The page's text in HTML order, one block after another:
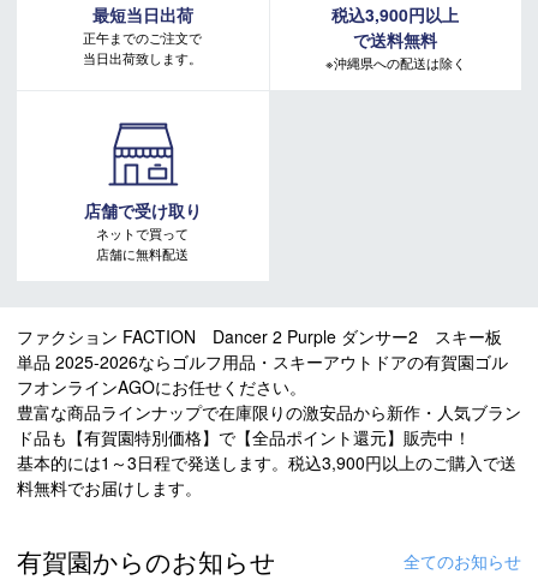
最短当日出荷
正午までのご注文で
当日出荷致します。
税込3,900円以上
で送料無料
※沖縄県への配送は除く
店舗で受け取り
ネットで買って
店舗に無料配送
ファクション FACTION Dancer 2 Purple ダンサー2 スキー板
単品 2025-2026ならゴルフ用品・スキーアウトドアの有賀園ゴル
フオンラインAGOにお任せください。
豊富な商品ラインナップで在庫限りの激安品から新作・人気ブラン
ド品も【有賀園特別価格】で【全品ポイント還元】販売中！
基本的には1～3日程で発送します。税込3,900円以上のご購入で送
料無料でお届けします。
有賀園からのお知らせ 全てのお知らせ